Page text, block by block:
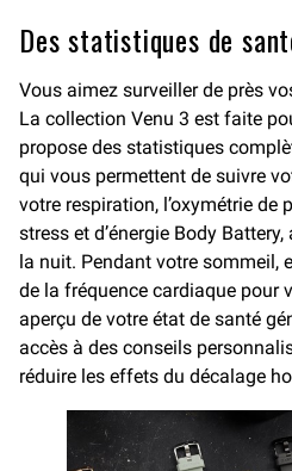
Des statistiques de
Vous aimez surveiller de près
La collection Venu 3 est faite
propose des statistiques
qui vous permettent de suivre
votre respiration, l’oxymétrie de
stress et d’énergie Body
la nuit. Pendant votre sommeil,
de la fréquence cardiaque pour
aperçu de votre état de santé
accès à des conseils
réduire les effets du décalage